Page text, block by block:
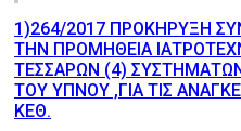
1)264/2017 ΠΡΟΚΗΡΥΞΗ
ΤΗΝ ΠΡΟΜΗΘΕΙΑ
ΤΕΣΣΑΡΩΝ (4)
ΤΟΥ ΥΠΝΟΥ ,ΓΙΑ ΤΙΣ
ΚΕΘ.